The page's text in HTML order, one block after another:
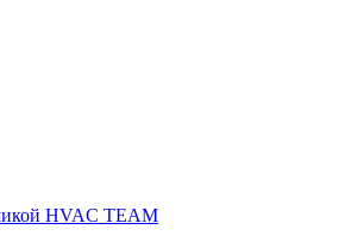
HVAC TEAM